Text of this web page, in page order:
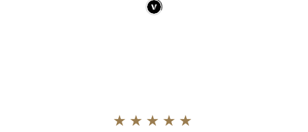
★★★★★